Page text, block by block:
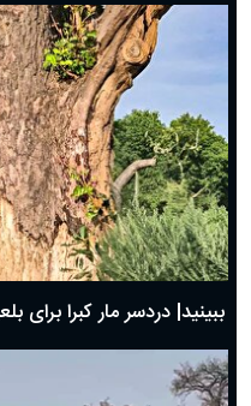
ببینید| دردسر مار کبرا برای